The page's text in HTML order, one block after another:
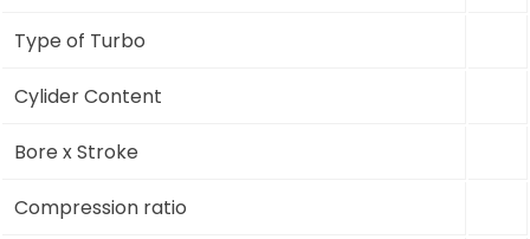
Type of Turbo
Cylider Content
Bore x Stroke
Compression ratio